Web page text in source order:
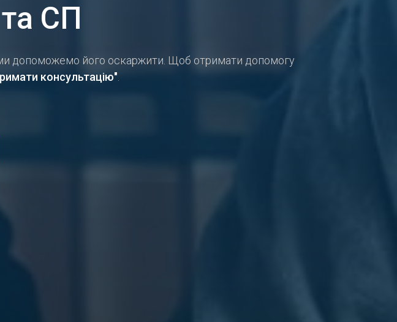
СП
допоможемо його оскаржити. Щоб отримати допомогу
консультацію"